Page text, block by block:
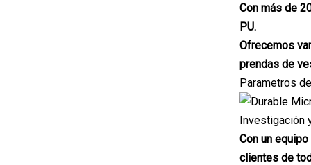
Con más de
PU.
Ofrecemos
prendas de
Parametros
Investigación
Con un
clientes de